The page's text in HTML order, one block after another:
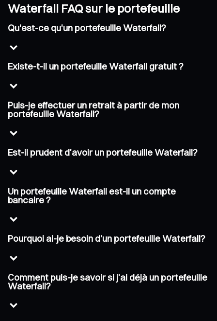
Waterfall FAQ sur le portefeuille
Qu'est-ce qu'un portefeuille Waterfall?
Existe-t-il un portefeuille Waterfall gratuit ?
Puis-je effectuer un retrait à partir de mon
portefeuille Waterfall?
Est-il prudent d'avoir un portefeuille Waterfall?
Un portefeuille Waterfall est-il un compte
bancaire ?
Pourquoi ai-je besoin d'un portefeuille Waterfall?
Comment puis-je savoir si j'ai déjà un portefeuille
Waterfall?